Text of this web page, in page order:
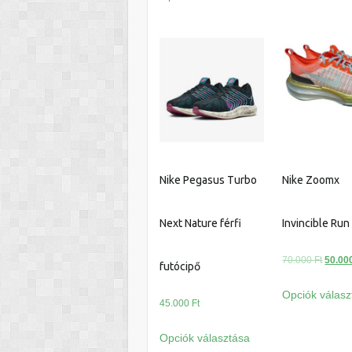
variációja
A
változatok
választhatók
Nike Pegasus Turbo
Next Nature férfi
futócipő
45.000 Ft
Opciók választása
a
Nike Zoomx
Invincible Run
70.000Ft
was:
Opciók